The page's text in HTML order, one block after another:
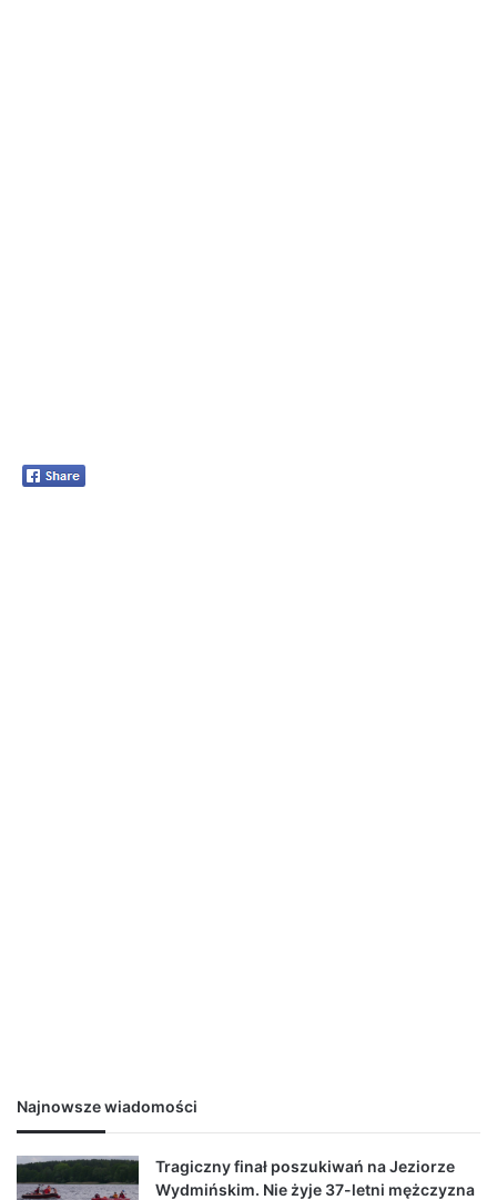
Najnowsze wiadomości
Tragiczny finał poszukiwań na Jeziorze
Wydmińskim. Nie żyje 37-letni mężczyzna